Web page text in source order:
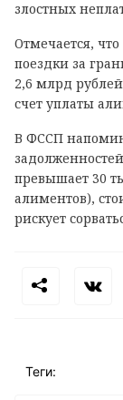
злостных
Отмечается,
поездки за
2,6 млрд
счет уплаты
В ФССП
превышает 30
алиментов),
рискует
Теги: